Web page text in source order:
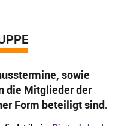
sowie
die Mitglieder der
Form beteiligt sind.